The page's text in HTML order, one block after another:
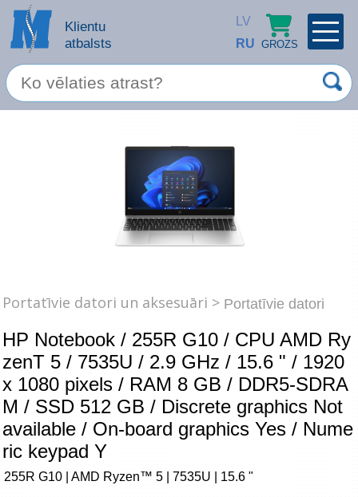
Klientu
atbalsts
LV
RU GROZS
Reģistrēties
Atcerēties
Aizmirsāt paroli?
Servisa pakalpojumi
Apple produkti
Datortehnika
Biroja preces
Tīkla produkti
Viedierīces
TV, Foto un elektronika
Autopreces
Portatīvie datori un aksesuāri > Portatīvie datori
HP Notebook / 255R G10 / CPU AMD Ry
zenT 5 / 7535U / 2.9 GHz / 15.6 " / 1920
x 1080 pixels / RAM 8 GB / DDR5-SDRA
M / SSD 512 GB / Discrete graphics Not
available / On-board graphics Yes / Nume
ric keypad Y
255R G10 | AMD Ryzen™ 5 | 7535U | 15.6 "